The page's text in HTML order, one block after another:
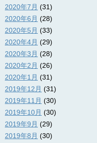
2020年7月 (31)
2020年6月 (28)
2020年5月 (33)
2020年4月 (29)
2020年3月 (28)
2020年2月 (26)
2020年1月 (31)
2019年12月 (31)
2019年11月 (30)
2019年10月 (30)
2019年9月 (29)
2019年8月 (30)